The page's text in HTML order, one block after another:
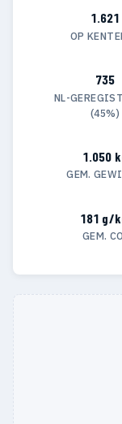
1.621
OP
735
NL-
(45%)
1.050
GEM.
181 g/
GEM.